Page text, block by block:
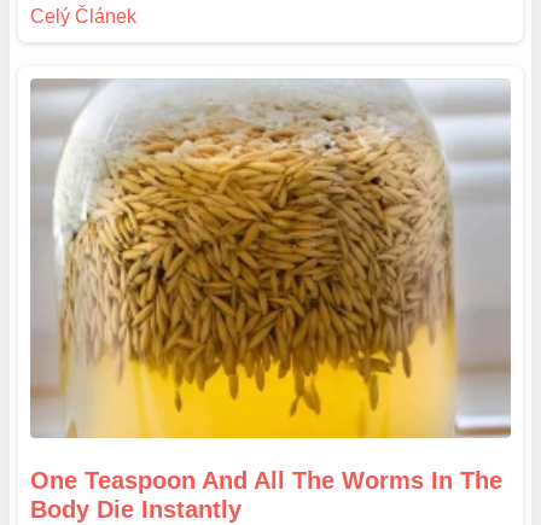
One Teaspoon And All The Worms In The
Body Die Instantly